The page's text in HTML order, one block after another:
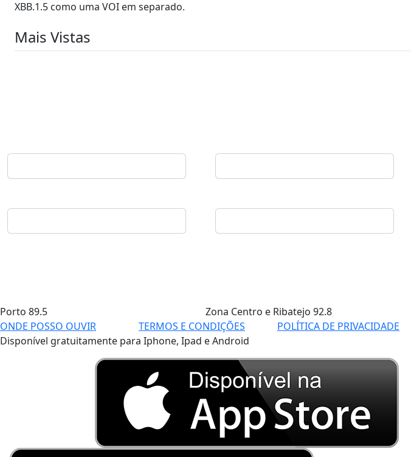
XBB.1.5 como uma VOI em separado.
Mais Vistas
Porto 89.5 Zona Centro e Ribatejo 92.8
ONDE POSSO OUVIR
TERMOS E CONDIÇÕES POLÍTICA DE PRIVACIDADE
Disponível gratuitamente para Iphone, Ipad e Android